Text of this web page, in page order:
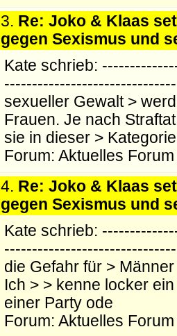
3. Re: Joko & Klaas
gegen Sexismus und
Kate schrieb:
sexueller Gewalt >
Frauen. Je nach
sie in dieser >
Forum: Aktuelles Forum
4. Re: Joko & Klaas
gegen Sexismus und
Kate schrieb:
die Gefahr für >
Ich > > kenne locker
einer Party ode
Forum: Aktuelles Forum